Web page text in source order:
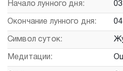
Начало лунного дня:
Окончание лунного дня:
Символ суток:
Медитации: